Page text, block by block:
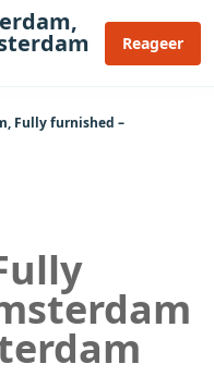
Reageer
Fully furnished –